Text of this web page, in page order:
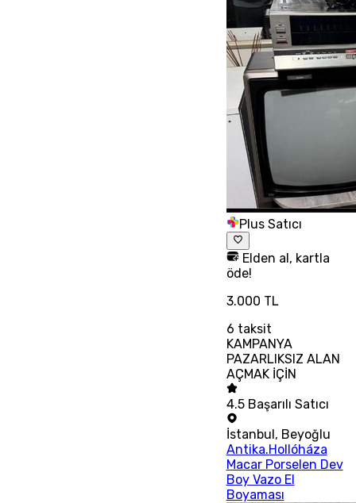
Plus Satıcı
Elden al, kartla
öde!
3.000 TL
6 taksit
KAMPANYA
PAZARLIKSIZ ALAN
AÇMAK İÇİN
4.5 Başarılı Satıcı
İstanbul, Beyoğlu
Antika.Hollóháza
Macar Porselen Dev
Boy Vazo El
Boyaması